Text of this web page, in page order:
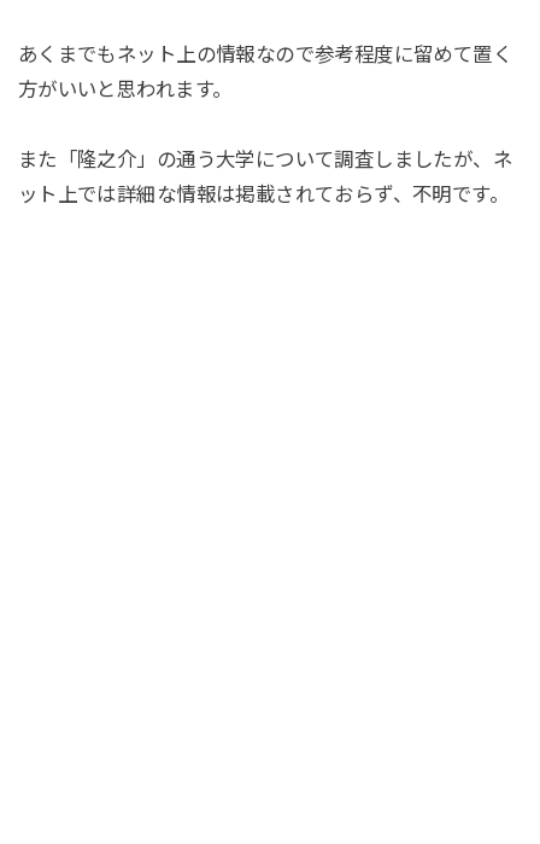
あくまでもネット上の情報なので参考程度に留めて置く
方がいいと思われます。
また「隆之介」の通う大学について調査しましたが、ネ
ット上では詳細な情報は掲載されておらず、不明です。